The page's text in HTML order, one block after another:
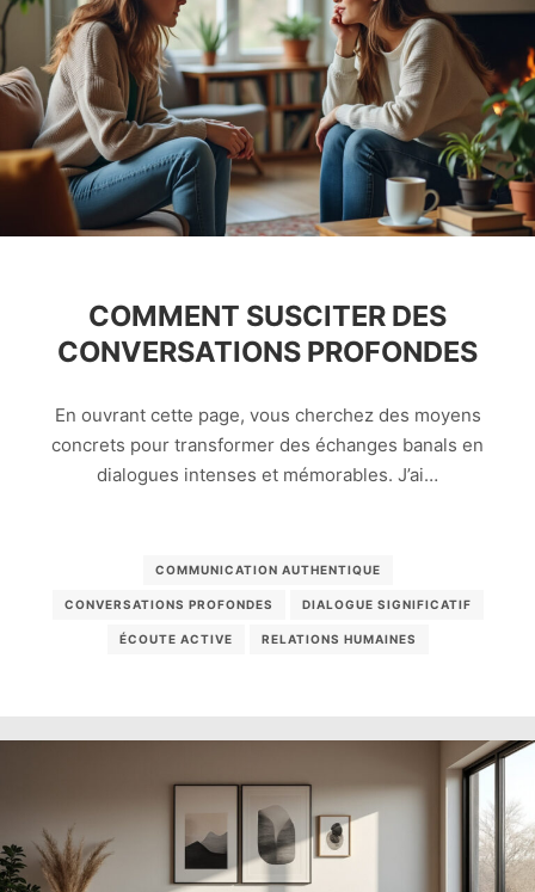
COMMENT SUSCITER DES
CONVERSATIONS PROFONDES
En ouvrant cette page, vous cherchez des moyens
concrets pour transformer des échanges banals en
dialogues intenses et mémorables. J’ai…
COMMUNICATION AUTHENTIQUE
CONVERSATIONS PROFONDES DIALOGUE SIGNIFICATIF
ÉCOUTE ACTIVE RELATIONS HUMAINES